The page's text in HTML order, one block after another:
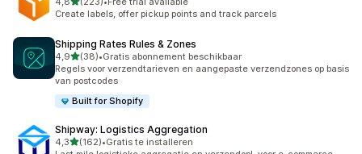
223 recensies in totaal
Create labels, offer pickup points and track parcels
Shipping Rates Rules & Zones
4,9van 5 sterren
(38)
38 recensies in totaal
•Gratis abonnement beschikbaar
Regels voor verzendtarieven en aangepaste verzendzones op basis
van postcodes
Built for Shopify
Shipway: Logistics Aggregation
4,3van 5 sterren
(162)
162 recensies in totaal
•Gratis te installeren